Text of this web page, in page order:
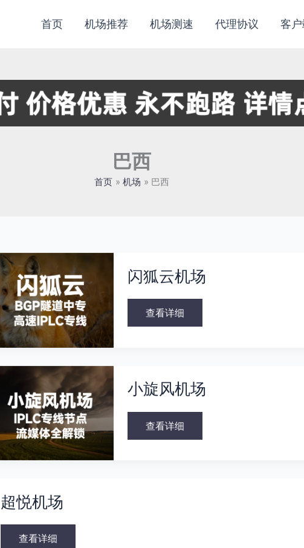
首页 机场推荐 机场测速 代理协议 客
巴西
首页 机场 巴西
闪狐云机场
狐
云
机
场
查看详细
小旋风机场
旋
风
机
查看详细
超悦机场
悦
机
场
查看详细